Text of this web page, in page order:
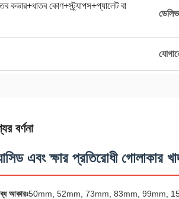
কভার+ধাতব কোণ+স্ট্র্যাপস+প্যালেট বা
বর্ণনা
এবং ক্ষার প্রতিরোধী গোলাকার
আকারঃ50mm, 52mm, 73mm, 83mm, 99mm,